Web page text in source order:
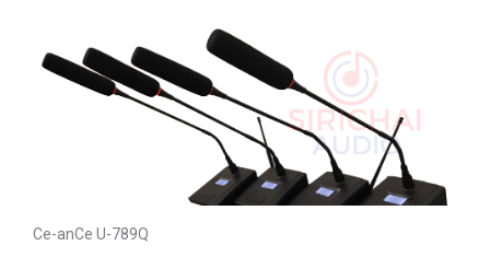
Ce-anCe U-789Q